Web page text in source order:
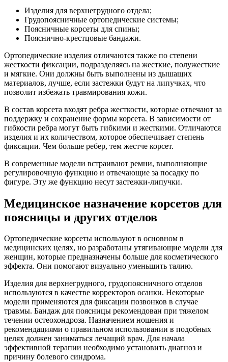
Изделия для верхнегрудного отдела;
Грудопоясничные ортопедические системы;
Поясничные корсеты для спины;
Пояснично-крестцовые бандажи.
Ортопедические изделия отличаются также по степени
жесткости фиксации, подразделяясь на жесткие, полужесткие
и мягкие. Они должны быть выполнены из дышащих
материалов, лучше, если застежки будут на липучках, что
позволит избежать травмирования кожи.
В состав корсета входят ребра жесткости, которые отвечают за
поддержку и сохранение формы корсета. В зависимости от
гибкости ребра могут быть гибкими и жесткими. Отличаются
изделия и их количеством, которое обеспечивает степень
фиксации. Чем больше ребер, тем жестче корсет.
В современные модели встраивают ремни, выполняющие
регулировочную функцию и отвечающие за посадку по
фигуре. Эту же функцию несут застежки-липучки.
Медицинское назначение корсетов для
поясницы и других отделов
Ортопедические корсеты используют в основном в
медицинских целях, но разработаны утягивающие модели для
женщин, которые предназначены больше для косметического
эффекта. Они помогают визуально уменьшить талию.
Изделия для верхнегрудного, грудопоясничного отделов
используются в качестве корректоров осанки. Некоторые
модели применяются для фиксации позвонков в случае
травмы. Бандаж для поясницы рекомендован при тяжелом
течении остеохондроза. Назначением ношения и
рекомендациями о правильном использовании в подобных
целях должен заниматься лечащий врач. Для начала
эффективной терапии необходимо установить диагноз и
причину болевого синдрома.